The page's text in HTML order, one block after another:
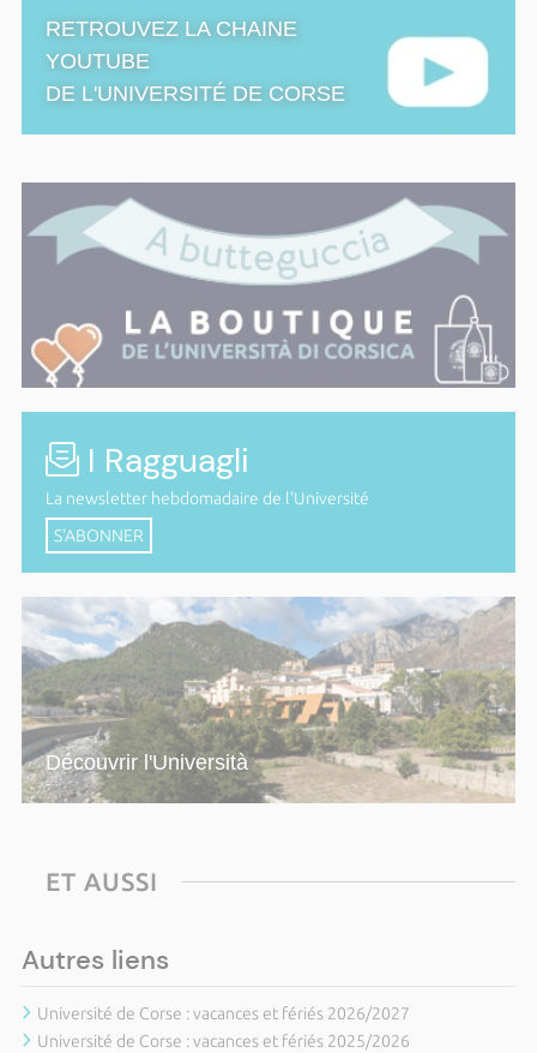
RETROUVEZ LA CHAINE
YOUTUBE
DE L'UNIVERSITÉ DE CORSE
I Ragguagli
La newsletter hebdomadaire de l'Université
S'ABONNER
Découvrir l'Università
ET AUSSI
Autres liens
Université de Corse : vacances et fériés 2026/2027
Université de Corse : vacances et fériés 2025/2026